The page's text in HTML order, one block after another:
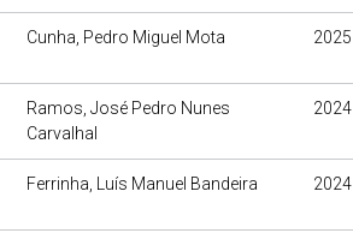
Cunha, Pedro Miguel Mota 2025
Ramos, José Pedro Nunes
Carvalhal
2024
Ferrinha, Luís Manuel Bandeira 2024